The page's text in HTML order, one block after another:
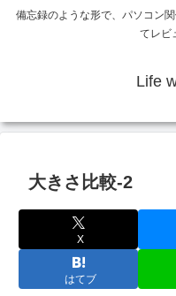
備忘録のような形で、パソコン
てレビ
Life
大きさ比較-2
X
はてブ